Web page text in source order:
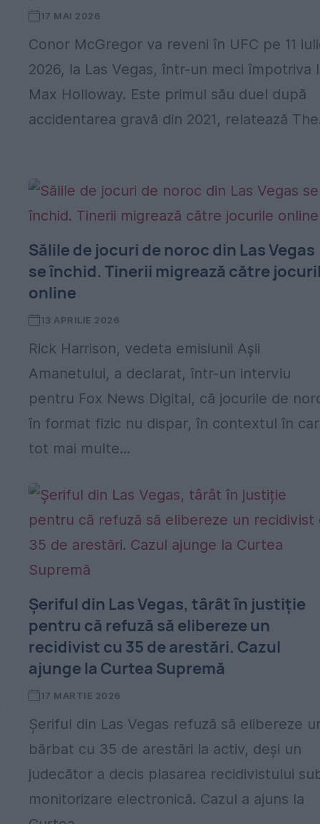
17 MAI 2026
Conor McGregor va reveni în UFC pe 11
2026, la Las Vegas, într-un meci împotriva
Max Holloway. Este primul său duel după
accidentarea gravă din 2021, relatează
Sălile de jocuri de noroc din Las Vegas
se închid. Tinerii migrează către
online
13 APRILIE 2026
Rick Harrison, vedeta emisiunii Așii
Amanetului, a declarat, într-un interviu
pentru Fox News Digital, că jocurile de
în format fizic nu dispar, în contextul în
tot mai multe...
Șeriful din Las Vegas, târât în justiție
pentru că refuză să elibereze un
recidivist cu 35 de arestări. Cazul
ajunge la Curtea Supremă
17 MARTIE 2026
Șeriful din Las Vegas refuză să elibereze
bărbat cu 35 de arestări la activ, deși un
judecător a decis plasarea recidivistului
monitorizare electronică. Cazul a ajuns la